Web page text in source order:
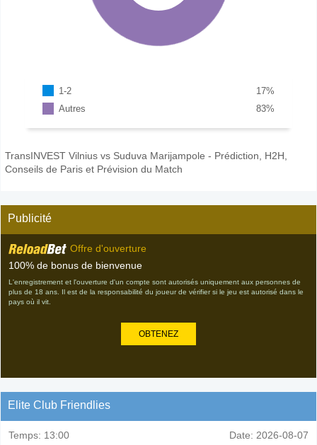
1-2 %
17
Autres
%
83
TransINVEST Vilnius vs Suduva Marijampole - Prédiction, H2H,
Conseils de Paris et Prévision du Match
Publicité
Offre d'ouverture
100% de bonus de bienvenue
L'enregistrement et l'ouverture d'un compte sont autorisés uniquement aux personnes de
plus de 18 ans. Il est de la responsabilité du joueur de vérifier si le jeu est autorisé dans le
pays où il vit.
OBTENEZ
Elite Club Friendlies
Temps: 13:00 Date: 2026-08-07